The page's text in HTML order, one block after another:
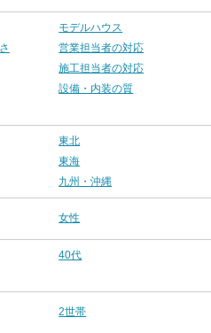
モデルハウス
営業担当者の対応
施工担当者の対応
設備・内装の質
東北
東海
九州・沖縄
女性
40代
2世帯